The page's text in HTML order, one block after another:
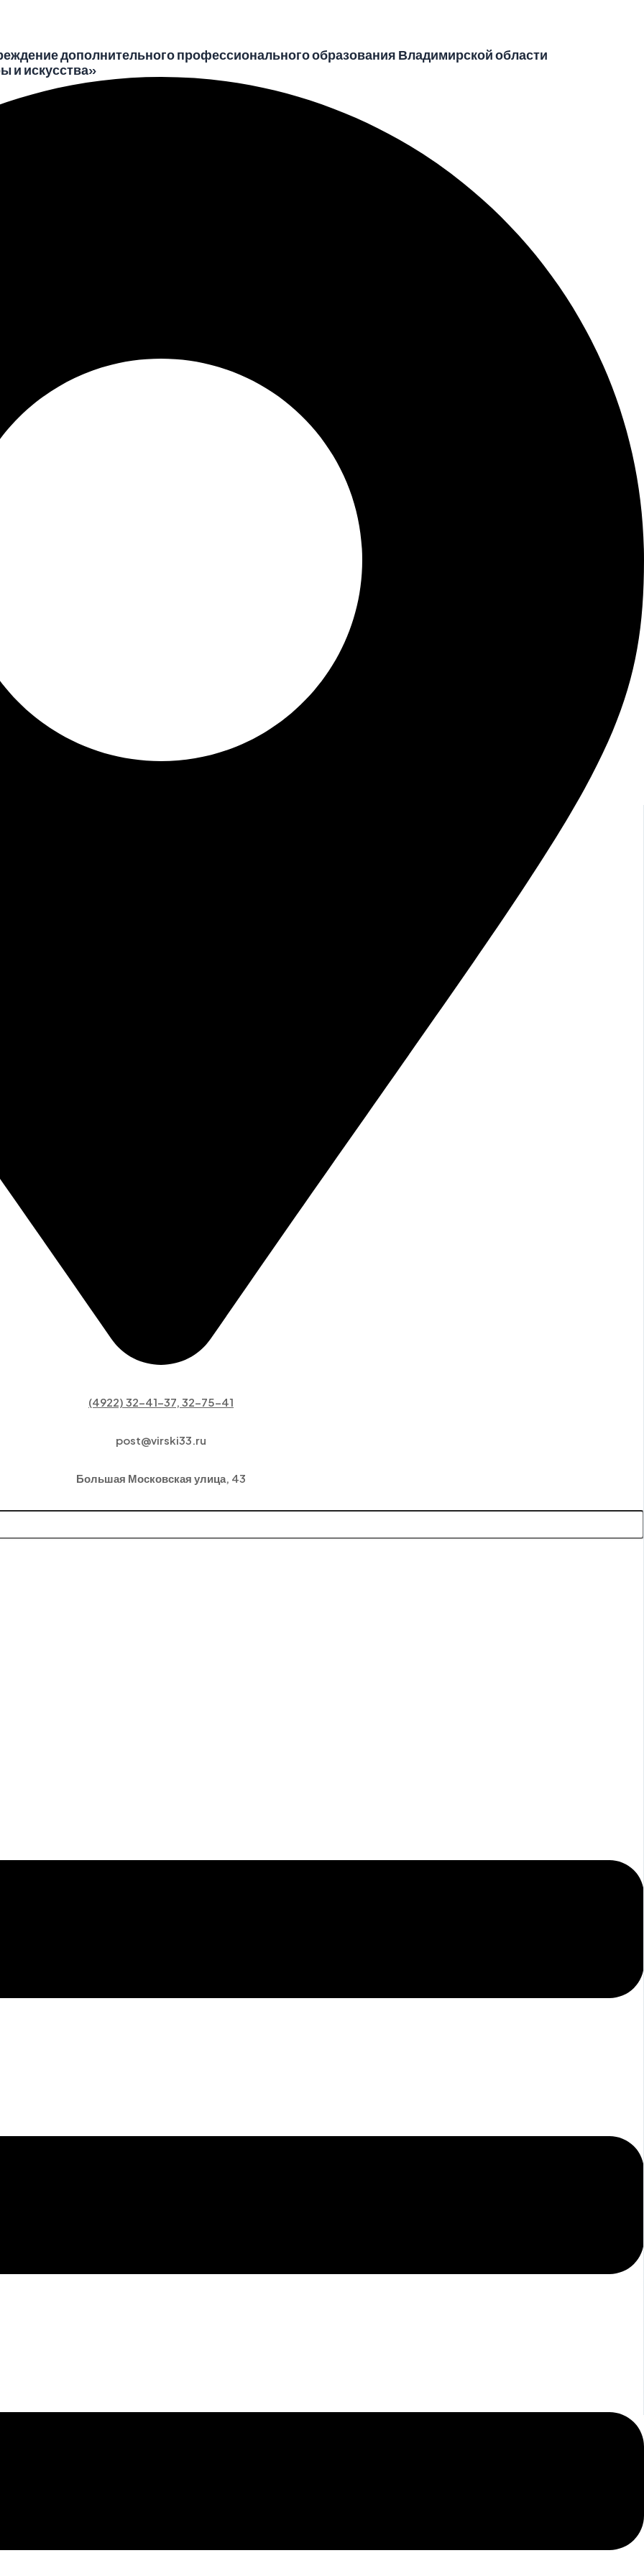
дополнительного профессионального образования Владимирской области
и искусства»
(4922) 32-41-37, 32-75-41
post@virski33.ru
Большая Московская улица, 43